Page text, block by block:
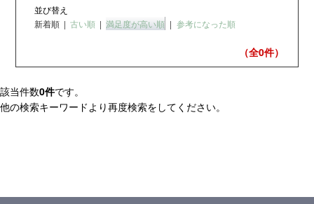
並び替え
新着順 | 古い順 | 満足度が高い順 | 参考になった順
（全0件）
該当件数0件です。
他の検索キーワードより再度検索をしてください。